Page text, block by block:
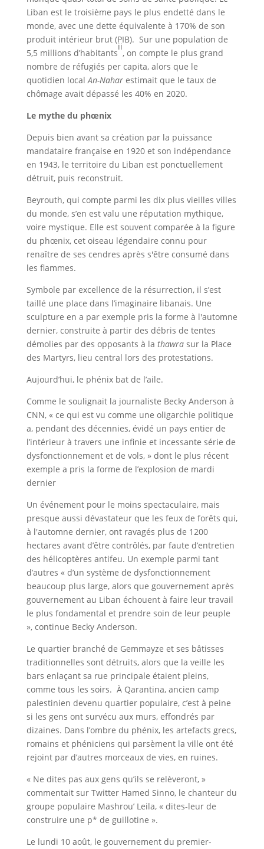
Liban est le troisième pays le plus endetté dans le
monde, avec une dette équivalente à 170% de son
produit intérieur brut (PIB). Sur une population de
5,5 millions d’habitants
ii
, on compte le plus grand
nombre de réfugiés per capita, alors que le
quotidien localAn-Naharestimait que le taux de
chômage avait dépassé les 40% en 2020.
Le mythe du phœnix
Depuis bien avant sa création par la puissance
mandataire française en 1920 et son indépendance
en 1943, le territoire du Liban est ponctuellement
détruit, puis reconstruit.
Beyrouth, qui compte parmi les dix plus vieilles villes
du monde, s’en est valu une réputation mythique,
voire mystique. Elle est souvent comparée à la figure
du phœnix, cet oiseau légendaire connu pour
renaître de ses cendres après s'être consumé dans
les flammes.
Symbole par excellence de la résurrection, il s’est
taillé une place dans l’imaginaire libanais. Une
sculpture en a par exemple pris la forme à l'automne
dernier, construite à partir des débris de tentes
démolies par des opposants à la thawrasur la Place
des Martyrs, lieu central lors des protestations.
Aujourd’hui, le phénix bat de l’aile.
Comme le soulignait la journaliste Becky Anderson à
CNN, « ce qui est vu comme une oligarchie politique
a, pendant des décennies, évidé un pays entier de
l’intérieur à travers une infinie et incessante série de
dysfonctionnement et de vols, » dont le plus récent
exemple a pris la forme de l’explosion de mardi
dernier
Un événement pour le moins spectaculaire, mais
presque aussi dévastateur que les feux de forêts qui,
à l'automne dernier, ont ravagés plus de 1200
hectares avant d’être contrôlés, par faute d’entretien
des hélicoptères antifeu. Un exemple parmi tant
d’autres « d’un système de dysfonctionnement
beaucoup plus large, alors que gouvernement après
gouvernement au Liban échouent à faire leur travail
le plus fondamental et prendre soin de leur peuple
», continue Becky Anderson.
Le quartier branché de Gemmayze et ses bâtisses
traditionnelles sont détruits, alors que la veille les
bars enlaçant sa rue principale étaient pleins,
comme tous les soirs. À Qarantina, ancien camp
palestinien devenu quartier populaire, c’est à peine
si les gens ont survécu aux murs, effondrés par
dizaines. Dans l’ombre du phénix, les artefacts grecs,
romains et phéniciens qui parsèment la ville ont été
rejoint par d’autres morceaux de vies, en ruines.
« Ne dites pas aux gens qu’ils se relèveront, »
commentait sur Twitter Hamed Sinno, le chanteur du
groupe populaire Mashrou’ Leila, « dites-leur de
construire une p* de guillotine ».
Le lundi 10 août, le gouvernement du premier-